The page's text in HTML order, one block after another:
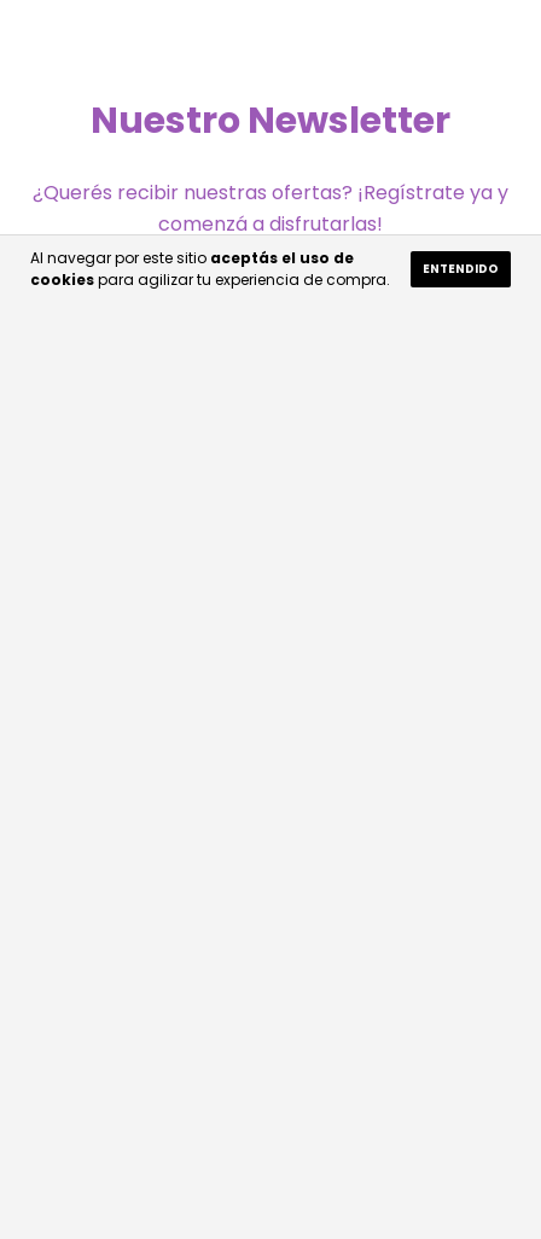
Al navegar por este sitio aceptás el uso de
cookiespara agilizar tu experiencia de compra.
ENTENDIDO
Nuestro Newsletter
¿Querés recibir nuestras ofertas? ¡Regístrate ya y
comenzá a disfrutarlas!